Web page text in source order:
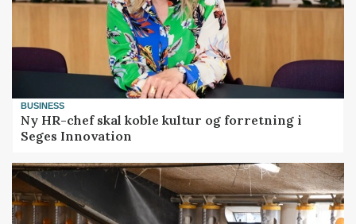
BUSINESS
Ny HR-chef skal koble kultur og forretning i
Seges Innovation